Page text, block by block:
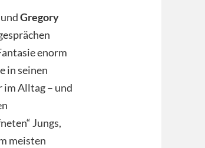
undGregory
enorm
in seinen
im Alltag – und
Jungs,
meisten